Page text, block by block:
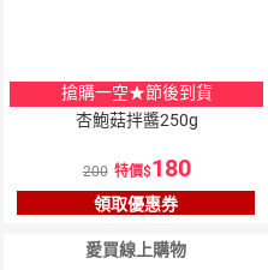
搶購一空★節後到貨
杏鮑菇拌醬250g
200 特價 180
領取優惠券
愛買線上購物